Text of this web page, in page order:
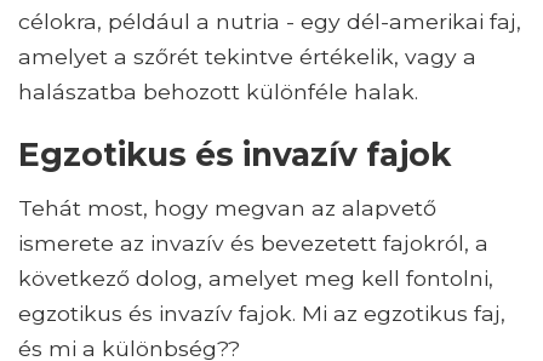
célokra, például a nutria - egy dél-amerikai faj,
amelyet a szőrét tekintve értékelik, vagy a
halászatba behozott különféle halak.
Egzotikus és invazív fajok
Tehát most, hogy megvan az alapvető
ismerete az invazív és bevezetett fajokról, a
következő dolog, amelyet meg kell fontolni,
egzotikus és invazív fajok. Mi az egzotikus faj,
és mi a különbség??